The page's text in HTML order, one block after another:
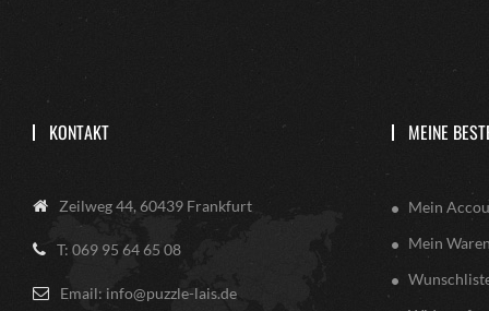
KONTAKT
Zeilweg 44, 60439 Frankfurt
T: 069 95 64 65 08
Email: info@puzzle-lais.de
MEINE
Mein
Mein